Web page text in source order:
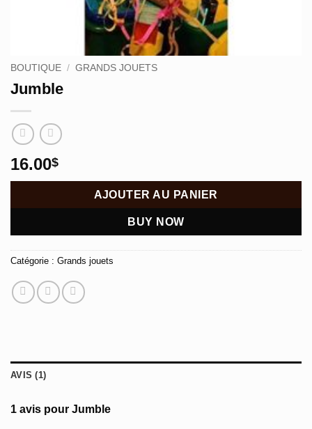
BOUTIQUE / GRANDS JOUETS
Jumble
16.00$
AJOUTER AU PANIER
BUY NOW
Catégorie : Grands jouets
AVIS (1)
1 avis pour Jumble